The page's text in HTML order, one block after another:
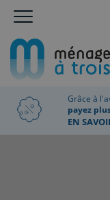
Grâce à
payez
EN